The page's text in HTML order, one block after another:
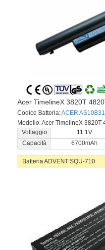
Codice Batteria:ACER AS10B31
Voltaggio
11.1V
Capacità
6700mAh
Batteria ADVENT SQU-710